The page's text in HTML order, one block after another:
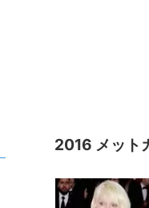
2016 メット